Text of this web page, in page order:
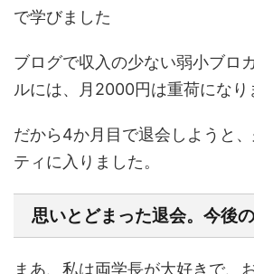
で学びました
ブログで収入の少ない弱小ブロ
ルには、月2000円は重荷になり
だから4か月目で退会しようと
ティに入りました。
思いとどまった退会。今後
まあ、私は両学長が大好きで、